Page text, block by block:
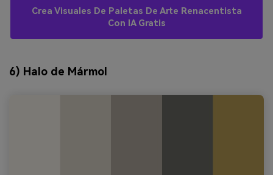
Crea Visuales De Paletas De Arte Renacentista
Con IA Gratis
6) Halo de Mármol